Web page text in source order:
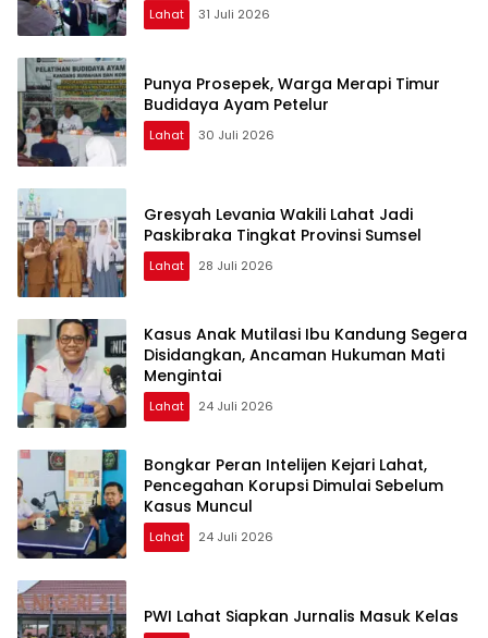
Lahat 31 Juli 2026
Punya Prosepek, Warga Merapi Timur
Budidaya Ayam Petelur
Lahat 30 Juli 2026
Gresyah Levania Wakili Lahat Jadi
Paskibraka Tingkat Provinsi Sumsel
Lahat 28 Juli 2026
Kasus Anak Mutilasi Ibu Kandung Segera
Disidangkan, Ancaman Hukuman Mati
Mengintai
Lahat 24 Juli 2026
Bongkar Peran Intelijen Kejari Lahat,
Pencegahan Korupsi Dimulai Sebelum
Kasus Muncul
Lahat 24 Juli 2026
PWI Lahat Siapkan Jurnalis Masuk Kelas